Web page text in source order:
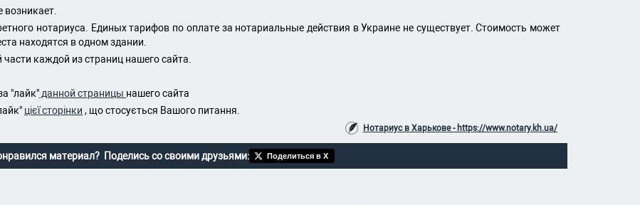
возникает.
нотариуса. Единых тарифов по оплате за нотариальные действия в Украине не существует. Стоимость может
находятся в одном здании.
каждой из страниц нашего сайта.
"лайк" данной страницы нашего сайта
цієї сторінки , що стосується Вашого питання.
Нотариус в Харькове - https://www.notary.kh.ua/
материал? Поделись со своими друзьями: Поделиться в X